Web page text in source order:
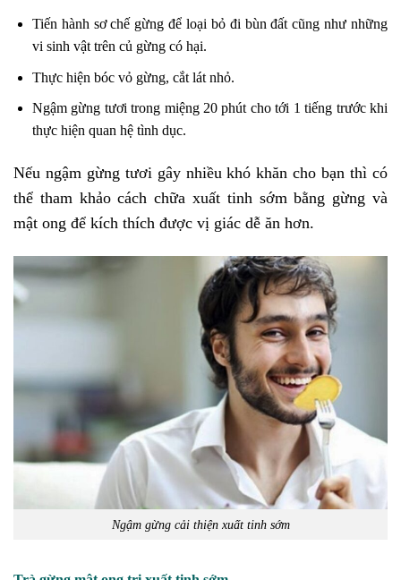
Tiến hành sơ chế gừng để loại bỏ đi bùn đất cũng như những
vi sinh vật trên củ gừng có hại.
Thực hiện bóc vỏ gừng, cắt lát nhỏ.
Ngậm gừng tươi trong miệng 20 phút cho tới 1 tiếng trước khi
thực hiện quan hệ tình dục.
Nếu ngậm gừng tươi gây nhiều khó khăn cho bạn thì có
thể tham khảo cách chữa xuất tinh sớm bằng gừng và
mật ong để kích thích được vị giác dễ ăn hơn.
Ngậm gừng cải thiện xuất tinh sớm